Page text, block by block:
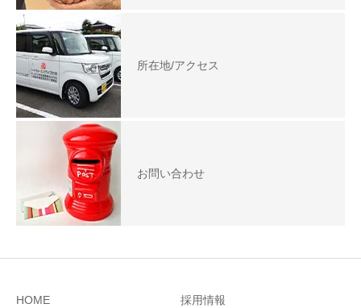
所在地/アクセス
お問い合わせ
HOME 採用情報